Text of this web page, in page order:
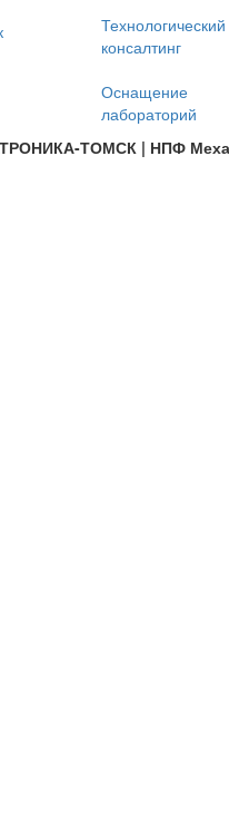
Технологический
консалтинг
Оснащение
лабораторий
ТОМСК | НПФ